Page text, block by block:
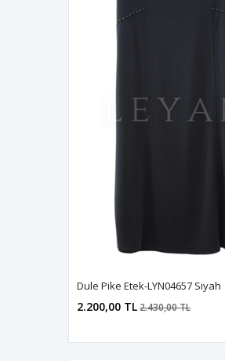
Dule Pike Etek-LYN04657 Siyah
2.200,00 TL2.430,00 TL